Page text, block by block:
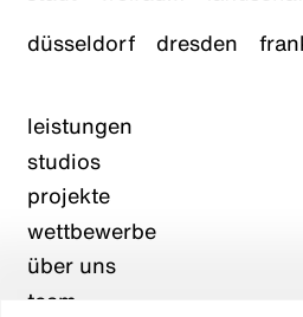
düsseldorf dresden
leistungen
studios
projekte
wettbewerbe
über uns
team